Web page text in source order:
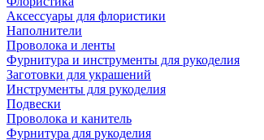
Аксессуары для флористики
Наполнители
Проволока и ленты
Фурнитура и инструменты для рукоделия
Заготовки для украшений
Инструменты для рукоделия
Подвески
Проволока и канитель
Фурнитура для рукоделия